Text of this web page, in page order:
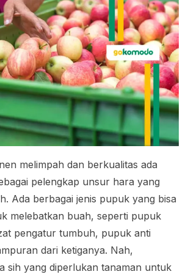
melimpah dan berkualitas ada
pelengkap unsur hara yang
Ada berbagai jenis pupuk yang bisa
melebatkan buah, seperti pupuk
pengatur tumbuh, pupuk anti
dari ketiganya. Nah,
sih yang diperlukan tanaman untuk